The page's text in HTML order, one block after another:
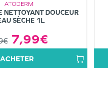
ATODERM
NETTOYANT DOUCEUR
SÈCHE 1L
7,99€
ACHETER